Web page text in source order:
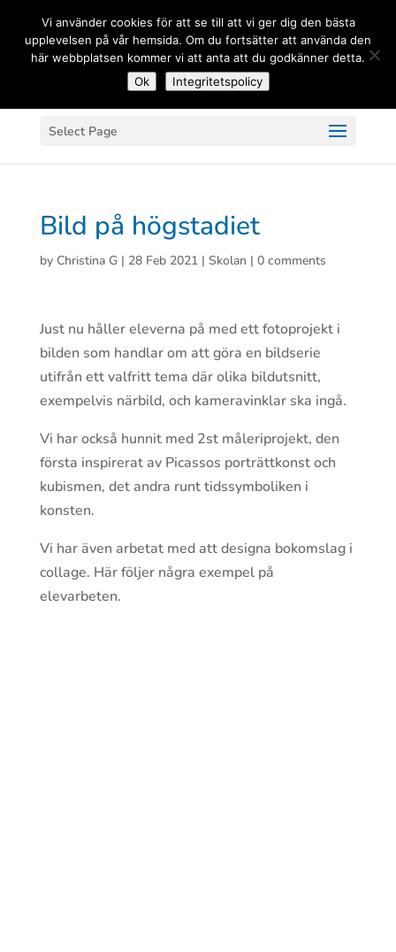
Select Page
Bild på högstadiet
by Christina G | 28 Feb 2021| Skolan | 0 comments
Just nu håller eleverna på med ett fotoprojekt i
bilden som handlar om att göra en bildserie
utifrån ett valfritt tema där olika bildutsnitt,
exempelvis närbild, och kameravinklar ska ingå.
Vi har också hunnit med 2st måleriprojekt, den
första inspirerat av Picassos porträttkonst och
kubismen, det andra runt tidssymboliken i
konsten.
Vi har även arbetat med att designa bokomslag i
collage. Här följer några exempel på
elevarbeten.
Vi använder cookies för att se till att vi ger dig den bästa
upplevelsen på vår hemsida. Om du fortsätter att använda den
här webbplatsen kommer vi att anta att du godkänner detta.
Ok
Integritetspolicy